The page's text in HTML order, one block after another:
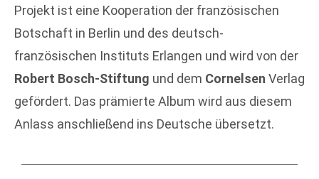
Projekt ist eine Kooperation der französischen
Botschaft in Berlin und des deutsch-
französischen Instituts Erlangen und wird von der
Robert Bosch-Stiftung und dem Cornelsen Verlag
gefördert. Das prämierte Album wird aus diesem
Anlass anschließend ins Deutsche übersetzt.